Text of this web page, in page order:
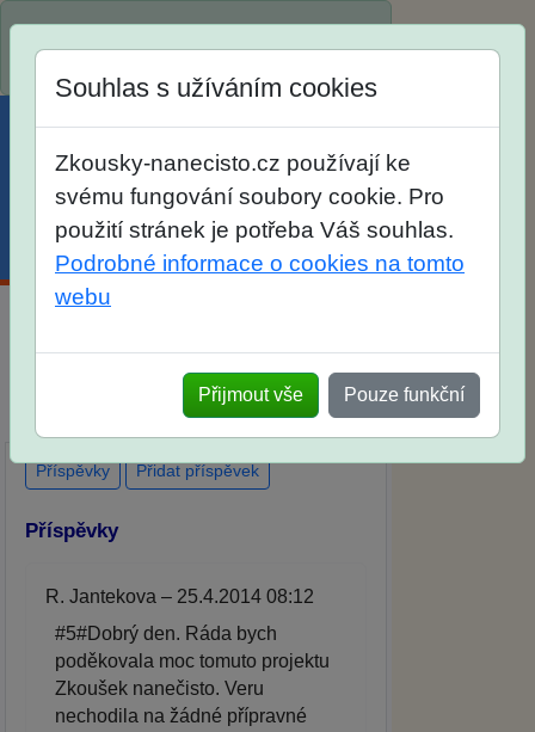
SŠ? Vaše ohlasy po skutečných
přijímacích zkouškách
Souhlas s užíváním cookies
Zkousky-nanecisto.cz používají ke
svému fungování soubory cookie. Pro
použití stránek je potřeba Váš souhlas.
Podrobné informace o cookies na tomto
webu
Přijmout vše Pouze funkční
Příspěvky Přidat příspěvek
Příspěvky
R. Jantekova – 25.4.2014 08:12
#5#Dobrý den. Ráda bych
poděkovala moc tomuto projektu
Zkoušek nanečisto. Veru
nechodila na žádné přípravné